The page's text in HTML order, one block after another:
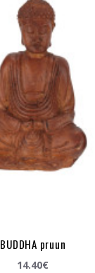
BUDDHA pruun
14.40€